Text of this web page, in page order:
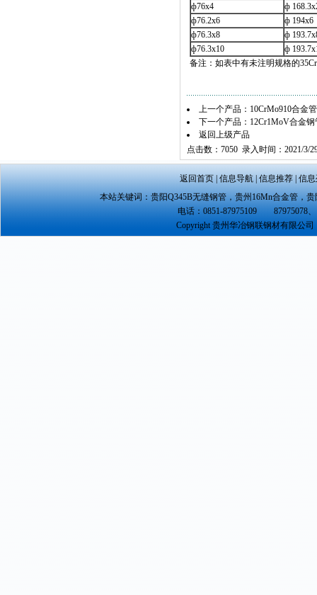
ф76x4
ф
ф76.2x6
ф 194x6
ф76.3x8
ф
ф76.3x10
ф
备注：如表中有未注明规格的
上一个产品： 10CrMo910合金
下一个产品： 12Cr1MoV合金钢
返回上级产品
点击数：7050 录入时间：2021/3/
返回首页 信息导航 信息推荐 信
本站关键词： 贵阳Q345B无缝钢管 ， 贵州16Mn合金管 ， 贵
电话：0851-87975109 87975078、
Copyright 贵州华冶钢联钢材有限公